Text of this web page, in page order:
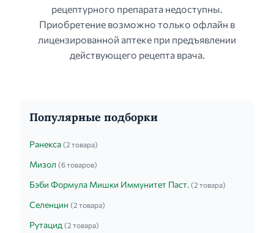
рецептурного препарата недоступны.
Приобретение возможно только офлайн в
лицензированной аптеке при предъявлении
действующего рецепта врача.
Популярные подборки
Ранекса (2 товара)
Мизол (6 товаров)
Бэби Формула Мишки Иммунитет Паст. (2 товара)
Селенцин (2 товара)
Рутацид (2 товара)